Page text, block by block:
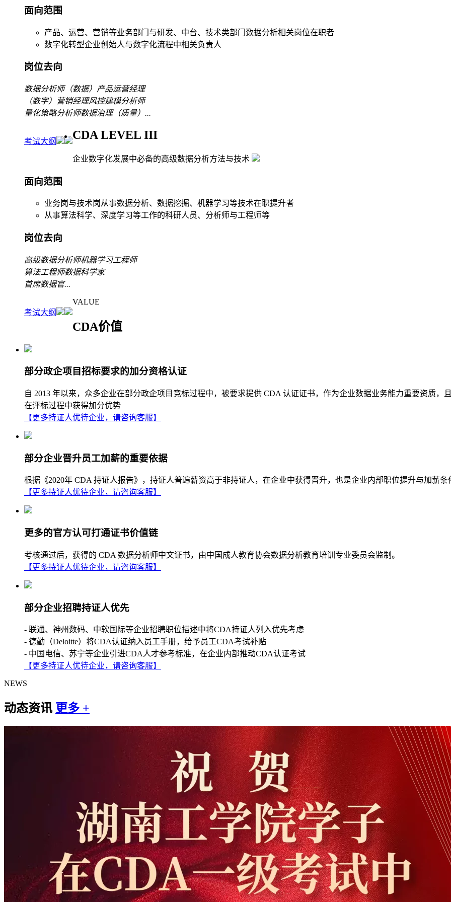
面向范围
产品、运营、营销等业务部门与研发、中台、技术类部门数据分析相关岗位在职者
数字化转型企业创始人与数字化流程中相关负责人
岗位去向
数据分析师（数据）产品运营经理
（数字）营销经理风控建模分析师
量化策略分析师数据治理（质量） ...
考试大纲 CDA LEVEL III
企业数字化发展中必备的高级数据分析方法与技术
面向范围
业务岗与技术岗从事数据分析、数据挖掘、机器学习等技术在职提升者
从事算法科学、深度学习等工作的科研人员、分析师与工程师等
岗位去向
高级数据分析师机器学习工程师
算法工程师数据科学家
首席数据官...
考试大纲
VALUE
CDA价值
部分政企项目招标要求的加分资格认证
自 2013 年以来，众多企业在部分政企项目竞标过程中，被要求提供 CDA 认证证书，作为企业数据业务能力重要资质
在评标过程中获得加分优势
【更多持证人优待企业，请咨询客服】
部分企业晋升员工加薪的重要依据
根据《2020年 CDA 持证人报告》，持证人普遍薪资高于非持证人，在企业中获得晋升，也是企业内部职位提升与加薪条
【更多持证人优待企业，请咨询客服】
更多的官方认可打通证书价值链
考核通过后，获得的 CDA 数据分析师中文证书，由中国成人教育协会数据分析教育培训专业委员会监制。
【更多持证人优待企业，请咨询客服】
部分企业招聘持证人优先
- 联通、神州数码、中软国际等企业招聘职位描述中将CDA持证人列入优先考虑
- 德勤（Deloitte）将CDA认证纳入员工手册，给予员工CDA考试补贴
- 中国电信、苏宁等企业引进CDA人才参考标准，在企业内部推动CDA认证考试
【更多持证人优待企业，请咨询客服】
NEWS
动态资讯 更多 +